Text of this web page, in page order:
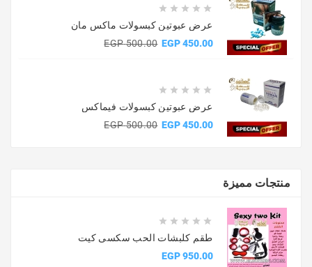





عرض عبوتين كبسولات ماكس مان
450.00 EGP
500.00 EGP





عرض عبوتين كبسولات فيماكس
450.00 EGP
500.00 EGP
منتجات مميزة





طقم كلبشات الحب سكسى كيت
950.00 EGP